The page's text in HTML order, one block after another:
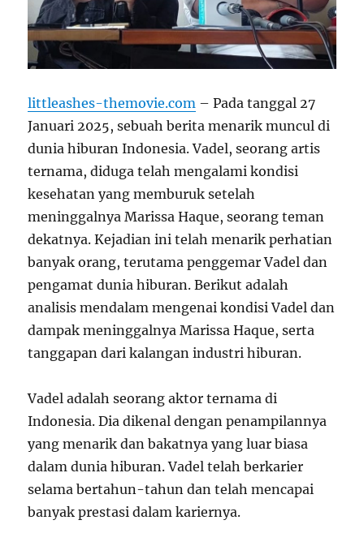
littleashes-themovie.com – Pada tanggal 27
Januari 2025, sebuah berita menarik muncul di
dunia hiburan Indonesia. Vadel, seorang artis
ternama, diduga telah mengalami kondisi
kesehatan yang memburuk setelah
meninggalnya Marissa Haque, seorang teman
dekatnya. Kejadian ini telah menarik perhatian
banyak orang, terutama penggemar Vadel dan
pengamat dunia hiburan. Berikut adalah
analisis mendalam mengenai kondisi Vadel dan
dampak meninggalnya Marissa Haque, serta
tanggapan dari kalangan industri hiburan.
Vadel adalah seorang aktor ternama di
Indonesia. Dia dikenal dengan penampilannya
yang menarik dan bakatnya yang luar biasa
dalam dunia hiburan. Vadel telah berkarier
selama bertahun-tahun dan telah mencapai
banyak prestasi dalam kariernya.